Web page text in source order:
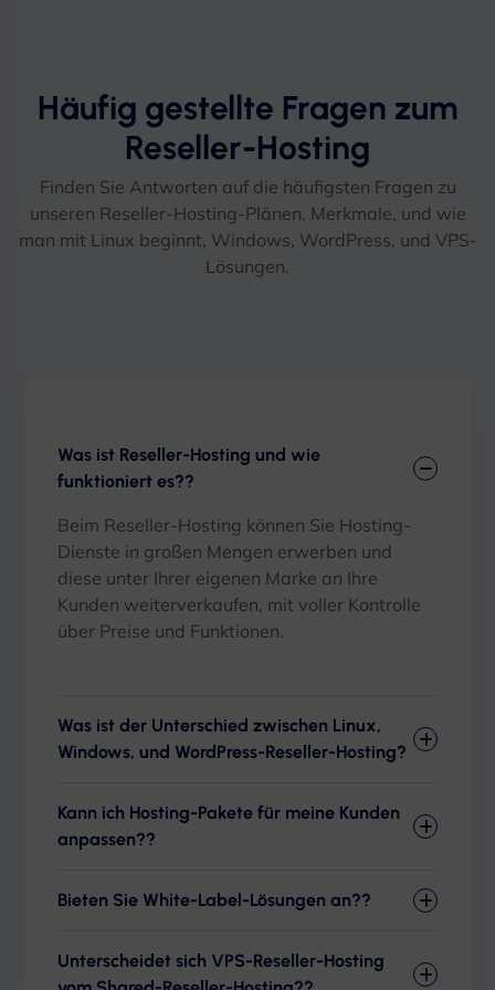
Häufig gestellte Fragen zum
Reseller-Hosting
Finden Sie Antworten auf die häufigsten Fragen zu
unseren Reseller-Hosting-Plänen, Merkmale, und wie
man mit Linux beginnt, Windows, WordPress, und VPS-
Lösungen.
Was ist Reseller-Hosting und wie
funktioniert es??
Beim Reseller-Hosting können Sie Hosting-
Dienste in großen Mengen erwerben und
diese unter Ihrer eigenen Marke an Ihre
Kunden weiterverkaufen, mit voller Kontrolle
über Preise und Funktionen.
Was ist der Unterschied zwischen Linux,
Windows, und WordPress-Reseller-Hosting?
Kann ich Hosting-Pakete für meine Kunden
anpassen??
Bieten Sie White-Label-Lösungen an??
Unterscheidet sich VPS-Reseller-Hosting